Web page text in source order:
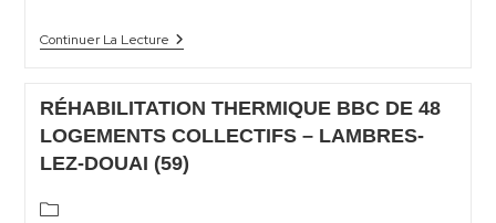
Continuer La Lecture
RÉHABILITATION THERMIQUE BBC DE 48
LOGEMENTS COLLECTIFS – LAMBRES-
LEZ-DOUAI (59)